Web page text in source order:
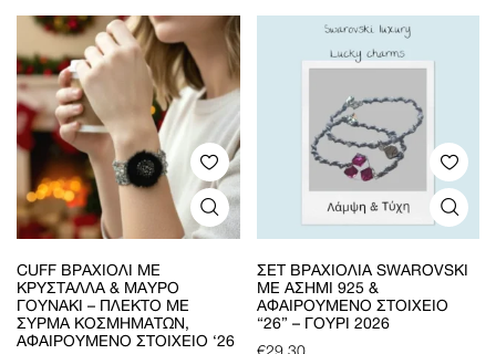
CUFF ΒΡΑΧΙΌΛΙ ΜΕ
ΚΡΎΣΤΑΛΛΑ & ΜΑΎΡΟ
ΓΟΥΝΆΚΙ – ΠΛΕΚΤΌ ΜΕ
ΣΎΡΜΑ ΚΟΣΜΗΜΆΤΩΝ,
ΑΦΑΙΡΟΎΜΕΝΟ ΣΤΟΙΧΕΊΟ ‘26
ΣΕΤ ΒΡΑΧΙΌΛΙΑ SWAROVSKI
ΜΕ ΑΣΉΜΙ 925 &
ΑΦΑΙΡΟΎΜΕΝΟ ΣΤΟΙΧΕΊΟ
“26” – ΓΟΎΡΙ 2026